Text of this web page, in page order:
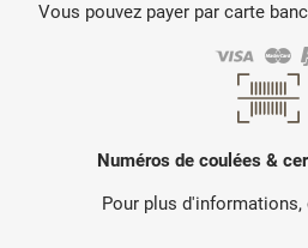
Vous pouvez payer par carte
Numéros de coulées &
Pour plus d'informations,